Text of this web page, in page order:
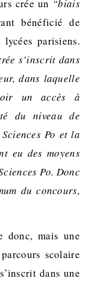
crée un “biais
bénéficié de
parisiens.
s’inscrit dans
dans laquelle
un accès à
du niveau de
Po et la
eu des moyens
Po. Donc
du concours,
donc, mais une
scolaire
dans une